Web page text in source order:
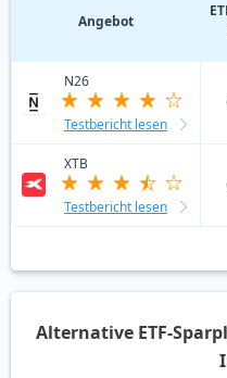
Angebot
N26
Testbericht lesen
XTB
Testbericht lesen
Alternative ETF-